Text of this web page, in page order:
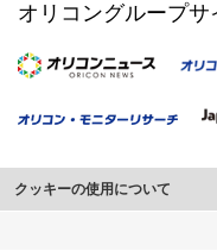
オリコングループサ
クッキーの使用について
このサイトでは Cookie を使